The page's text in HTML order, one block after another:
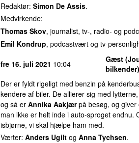
Redaktør: Simon De Assis.
Medvirkende:
Thomas Skov, journalist, tv-, radio- og
Emil Kondrup, podcastvært og tv-
fre 16. juli 2021 10:04
Gæst
bilkender)
Der er fyldt rigeligt med benzin på
kendere af biler. De allierer sig med
og så er Annika Aakjærpå besøg, og giver
man ikke er helt inde i auto-sproget endnu.
isbjørne, vi skal hjælpe ham med.
Værter: Anders Ugilt og Anna Tychsen.